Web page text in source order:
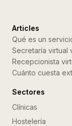
Articles
Qué es un
Secretaría virtual
Recepcionista
Cuánto cuesta
Sectores
Clínicas
Hostelería